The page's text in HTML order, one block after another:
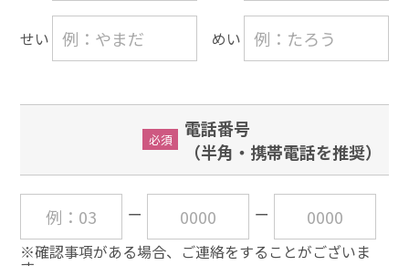
せい めい
電話番号
（半角・携帯電話を推奨）
必須
※確認事項がある場合、ご連絡をすることがございま